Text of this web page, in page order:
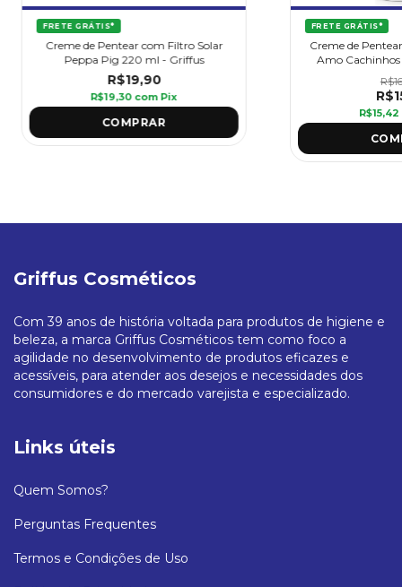
FRETE GRÁTIS*
Creme de Pentear com Filtro Solar
Peppa Pig 220 ml - Griffus
R$19,90
R$19,30 com Pix
FRETE GRÁTIS*
Creme de
Amo
R$15,42
Griffus Cosméticos
Com 39 anos de história voltada para produtos de higiene e
beleza, a marca Griffus Cosméticos tem como foco a
agilidade no desenvolvimento de produtos eficazes e
acessíveis, para atender aos desejos e necessidades dos
consumidores e do mercado varejista e especializado.
Links úteis
Quem Somos?
Perguntas Frequentes
Termos e Condições de Uso